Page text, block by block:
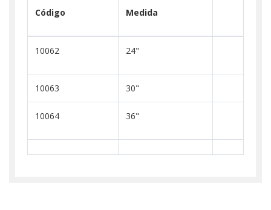
Código Medida
10062 24"
10063 30"
10064 36"